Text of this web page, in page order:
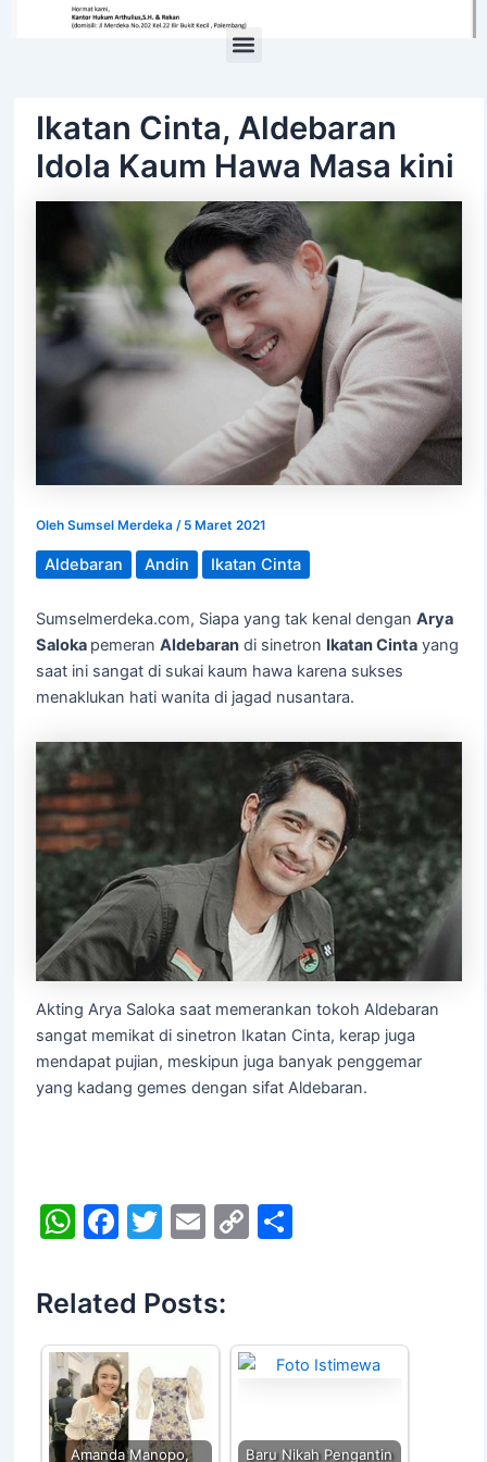
Ikatan Cinta, Aldebaran
Idola Kaum Hawa Masa kini
Oleh Sumsel Merdeka / 5 Maret 2021
Aldebaran Andin Ikatan Cinta
Sumselmerdeka.com, Siapa yang tak kenal dengan Arya
Saloka pemeran Aldebarandi sinetron Ikatan Cintayang
saat ini sangat di sukai kaum hawa karena sukses
menaklukan hati wanita di jagad nusantara.
Akting Arya Saloka saat memerankan tokoh Aldebaran
sangat memikat di sinetron Ikatan Cinta, kerap juga
mendapat pujian, meskipun juga banyak penggemar
yang kadang gemes dengan sifat Aldebaran.
W
at
s
A
p
p
F
c
e
b
o
o
T
itt
er
E
ai
l
C
Li
k
S
Related Posts:
Amanda Manopo, Baru Nikah Pengantin